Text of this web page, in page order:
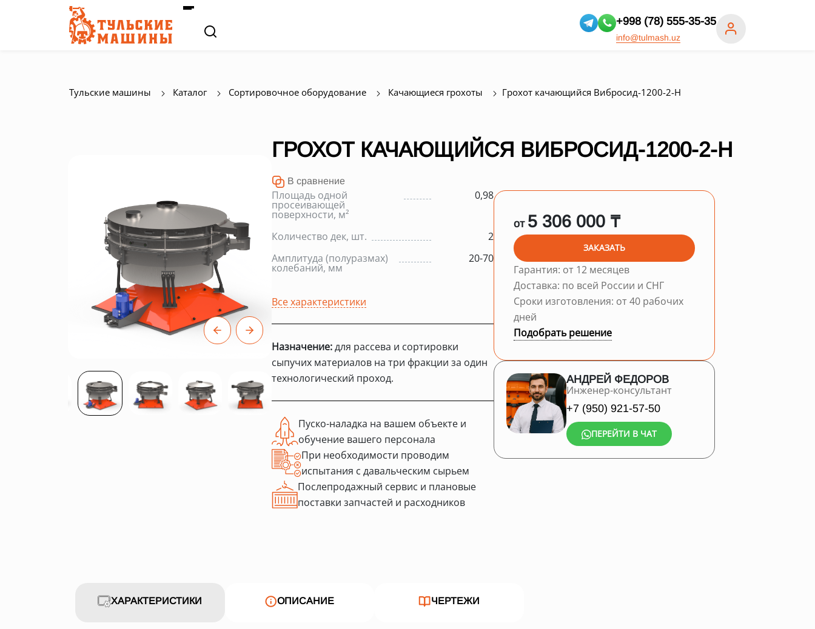
+998 (78) 555-35-35
info@tulmash.uz
Тульские машины Каталог Сортировочное оборудование Качающиеся грохоты Грохот качающийся Вибросид-1200-2-Н
ГРОХОТ КАЧАЮЩИЙСЯ ВИБРОСИД-1200-2-Н
В сравнение
Площадь одной
просеивающей
поверхности, м²
0,98
Количество дек, шт.
2
Амплитуда (полуразмах)
колебаний, мм
20-70
Все характеристики
Назначение:для рассева и сортировки
сыпучих материалов на три фракции за один
технологический проход.
Пуско-наладка на вашем объекте и
обучение вашего персонала
При необходимости проводим
испытания с давальческим сырьем
Послепродажный сервис и плановые
поставки запчастей и расходников
от 5 306 000 ₸
ЗАКАЗАТЬ
Гарантия: от 12 месяцев
Доставка: по всей России и СНГ
Сроки изготовления: от 40 рабочих
дней
Подобрать решение
АНДРЕЙ ФЕДОРОВ
Инженер-консультант
+7 (950) 921-57-50
ПЕРЕЙТИ В ЧАТ
ХАРАКТЕРИСТИКИ ОПИСАНИЕ ЧЕРТЕЖИ